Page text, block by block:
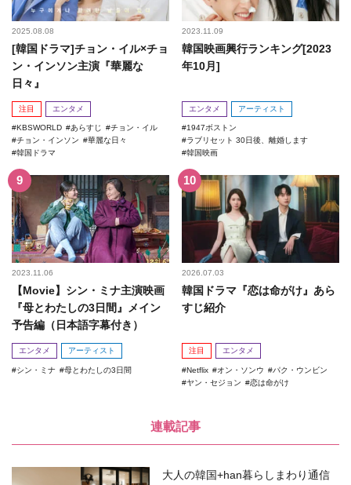
2025.08.08
[韓国ドラマ]チョン・イル×チョ
ン・インソン主演『華麗な
日々』
注目 エンタメ
KBSWORLD あらすじ
チョン・イル
チョン・インソン
華麗な日々
韓国ドラマ
2023.11.09
韓国映画興行ランキング[2023
年10月]
エンタメ アーティスト
1947ボストン
ラブリセット 30日後、離婚します
韓国映画
2023.11.06
【Movie】シン・ミナ主演映画
『母とわたしの3日間』メイン
予告編（日本語字幕付き）
エンタメ アーティスト
シン・ミナ 母とわたしの3日間
2026.07.03
韓国ドラマ『恋は命がけ』あら
すじ紹介
注目 エンタメ
Netflix オン・ソンウ
パク・ウンビン
ヤン・セジョン
恋は命がけ
連載記事
大人の韓国+han暮らしまわり通信